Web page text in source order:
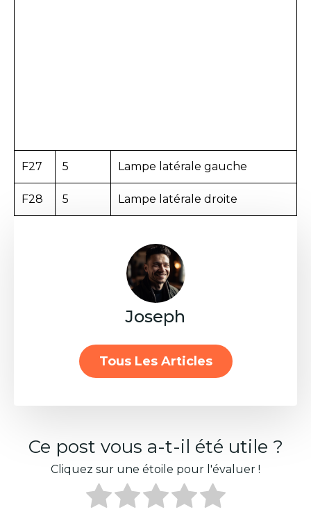
F27 5 Lampe latérale gauche
F28 5 Lampe latérale droite
Joseph
Tous Les Articles
Ce post vous a-t-il été utile ?
Cliquez sur une étoile pour l'évaluer !